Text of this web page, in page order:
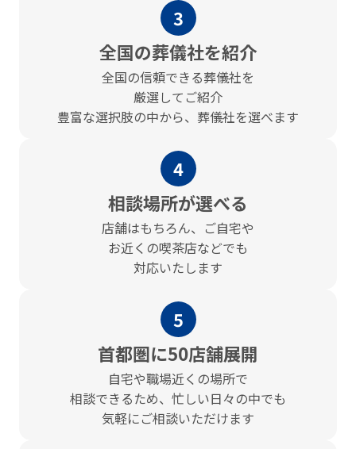
3
全国の葬儀社を紹介
全国の信頼できる葬儀社を
厳選してご紹介
豊富な選択肢の中から、葬儀社を選べます
4
相談場所が選べる
店舗はもちろん、ご⾃宅や
お近くの喫茶店などでも
対応いたします
5
⾸都圏に50店舗展開
⾃宅や職場近くの場所で
相談できるため、忙しい⽇々の中でも
気軽にご相談いただけます